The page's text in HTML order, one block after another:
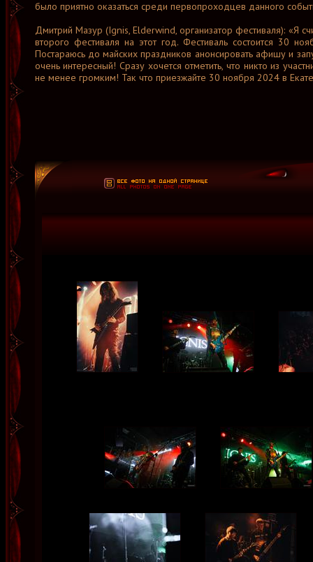
было приятно оказаться среди первопроходцев данного
Дмитрий Мазур (Ignis, Elderwind, организатор фестиваля): «Я
второго фестиваля на этот год. Фестиваль состоится 30
Постараюсь до майских праздников анонсировать афишу и
очень интересный! Сразу хочется отметить, что никто из
не менее громким! Так что приезжайте 30 ноября 2024 в